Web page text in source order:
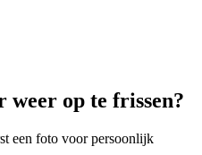
op te frissen?
een foto voor persoonlijk